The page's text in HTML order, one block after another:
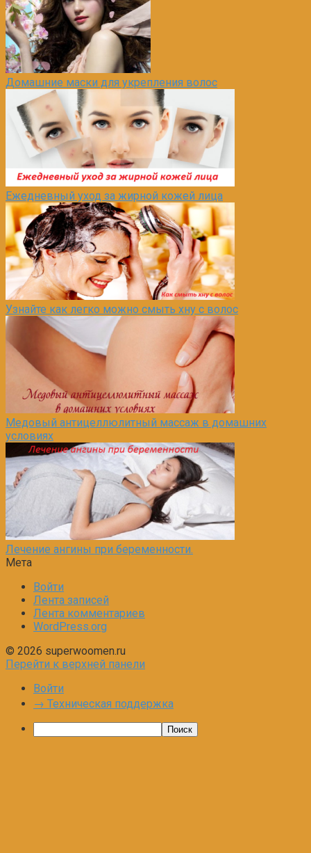
Домашние маски для укрепления волос
Ежедневный уход за жирной кожей лица
Узнайте как легко можно смыть хну с волос
Медовый антицеллюлитный массаж в домашних
условиях
Лечение ангины при беременности.
Мета
Войти
Лента записей
Лента комментариев
WordPress.org
© 2026 superwoomen.ru
Перейти к верхней панели
Войти
→ Техническая поддержка
Поиск